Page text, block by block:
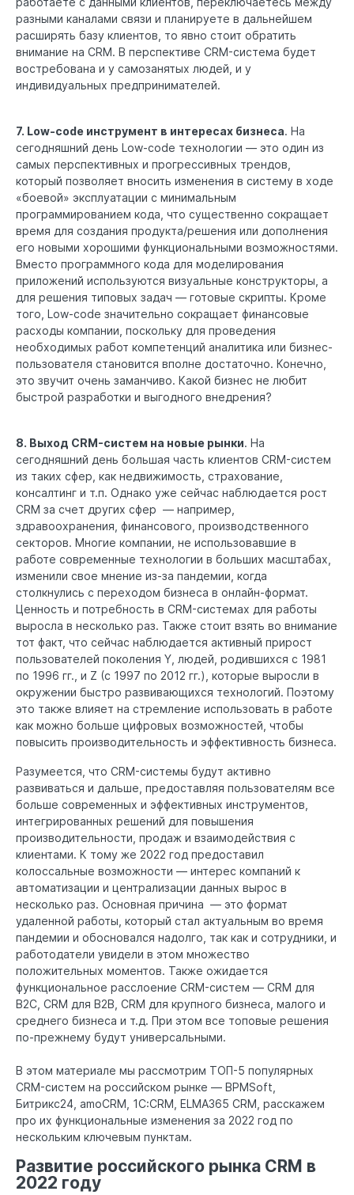
разными каналами связи и планируете в дальнейшем
расширять базу клиентов, то явно стоит обратить
внимание на CRM. В перспективе CRM-система будет
востребована и у самозанятых людей, и у
индивидуальных предпринимателей.
7. Low-code инструмент в интересах бизнеса. На
сегодняшний день Low-code технологии — это один из
самых перспективных и прогрессивных трендов,
который позволяет вносить изменения в систему в ходе
«боевой» эксплуатации с минимальным
программированием кода, что существенно сокращает
время для создания продукта/решения или дополнения
его новыми хорошими функциональными возможностями.
Вместо программного кода для моделирования
приложений используются визуальные конструкторы, а
для решения типовых задач — готовые скрипты. Кроме
того, Low-code значительно сокращает финансовые
расходы компании, поскольку для проведения
необходимых работ компетенций аналитика или бизнес-
пользователя становится вполне достаточно. Конечно,
это звучит очень заманчиво. Какой бизнес не любит
быстрой разработки и выгодного внедрения?
8. Выход CRM-систем на новые рынки. На
сегодняшний день большая часть клиентов CRM-систем
из таких сфер, как недвижимость, страхование,
консалтинг и т.п. Однако уже сейчас наблюдается рост
CRM за счет других сфер — например,
здравоохранения, финансового, производственного
секторов. Многие компании, не использовавшие в
работе современные технологии в больших масштабах,
изменили свое мнение из-за пандемии, когда
столкнулись с переходом бизнеса в онлайн-формат.
Ценность и потребность в CRM-системах для работы
выросла в несколько раз. Также стоит взять во внимание
тот факт, что сейчас наблюдается активный прирост
пользователей поколения Y, людей, родившихся с 1981
по 1996 гг., и Z (с 1997 по 2012 гг.), которые выросли в
окружении быстро развивающихся технологий. Поэтому
это также влияет на стремление использовать в работе
как можно больше цифровых возможностей, чтобы
повысить производительность и эффективность бизнеса.
Разумеется, что CRM-системы будут активно
развиваться и дальше, предоставляя пользователям все
больше современных и эффективных инструментов,
интегрированных решений для повышения
производительности, продаж и взаимодействия с
клиентами. К тому же 2022 год предоставил
колоссальные возможности — интерес компаний к
автоматизации и централизации данных вырос в
несколько раз. Основная причина — это формат
удаленной работы, который стал актуальным во время
пандемии и обосновался надолго, так как и сотрудники, и
работодатели увидели в этом множество
положительных моментов. Также ожидается
функциональное расслоение CRM-систем — CRM для
B2C, CRM для B2B, CRM для крупного бизнеса, малого и
среднего бизнеса и т.д. При этом все топовые решения
по-прежнему будут универсальными.
В этом материале мы рассмотрим ТОП-5 популярных
CRM-систем на российском рынке — BPMSoft,
Битрикс24, amoCRM, 1C:CRM, ELMA365 CRM, расскажем
про их функциональные изменения за 2022 год по
нескольким ключевым пунктам.
Развитие российского рынка CRM в
2022 году